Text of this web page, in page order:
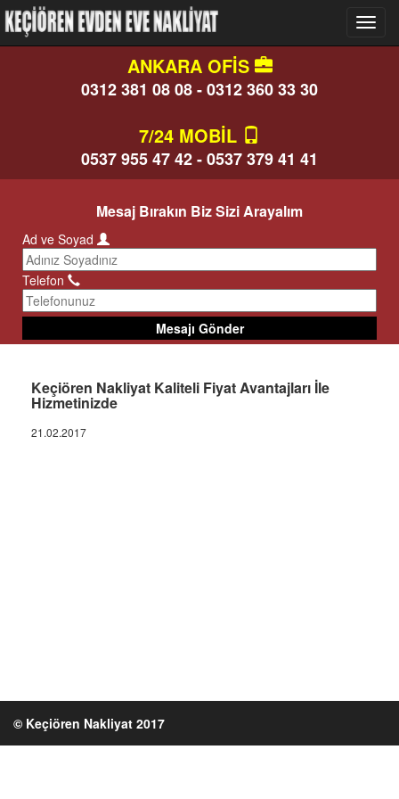
ANKARA OFİS
0312 381 08 08 - 0312 360 33 30
7/24 MOBİL
0537 955 47 42 - 0537 379 41 41
Mesaj Bırakın Biz Sizi Arayalım
Ad ve Soyad
Telefon
Mesajı Gönder
Keçiören Nakliyat Kaliteli Fiyat Avantajları İle
Hizmetinizde
21.02.2017
© Keçiören Nakliyat 2017